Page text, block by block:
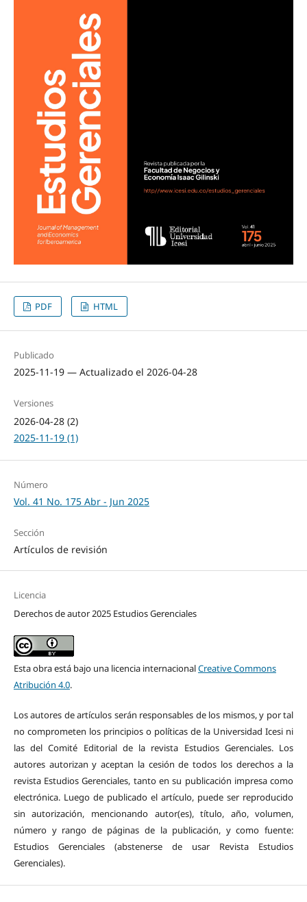
PDF HTML
Publicado
2025-11-19 — Actualizado el 2026-04-28
Versiones
2026-04-28 (2)
2025-11-19 (1)
Número
Vol. 41 No. 175 Abr - Jun 2025
Sección
Artículos de revisión
Licencia
Derechos de autor 2025 Estudios Gerenciales
Esta obra está bajo una licencia internacionalCreative Commons
Atribución 4.0.
Los autores de artículos serán responsables de los mismos, y por tal
no comprometen los principios o políticas de la Universidad Icesi ni
las del Comité Editorial de la revista Estudios Gerenciales. Los
autores autorizan y aceptan la cesión de todos los derechos a la
revista Estudios Gerenciales, tanto en su publicación impresa como
electrónica. Luego de publicado el artículo, puede ser reproducido
sin autorización, mencionando autor(es), título, año, volumen,
número y rango de páginas de la publicación, y como fuente:
Estudios Gerenciales (abstenerse de usar Revista Estudios
Gerenciales).